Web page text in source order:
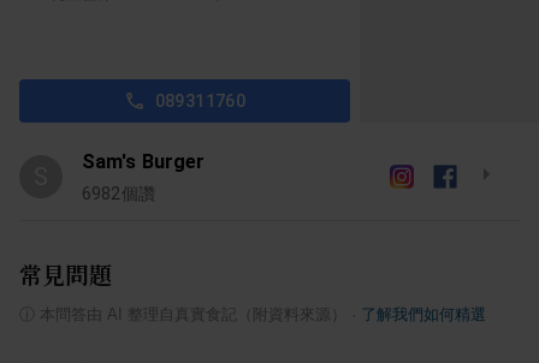
089311760
Sam's Burger
6982個讚
常見問題
本問答由 AI 整理自真實食記（附資料來源） 了解我們如何精選